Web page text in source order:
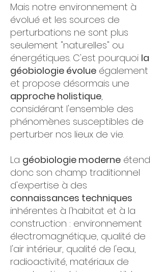
Mais notre environnement à
évolué et les sources de
perturbations ne sont plus
seulement "naturelles" ou
énergétiques. C'est pourquoi la
géobiologie évolue également
et propose désormais une
approche holistique,
considérant l'ensemble des
phénomènes susceptibles de
perturber nos lieux de vie.
La géobiologie moderne étend
donc son champ traditionnel
d'expertise à des
connaissances techniques
inhérentes à l'habitat et à la
construction : environnement
électromagnétique, qualité de
l'air intérieur, qualité de l'eau,
radioactivité, matériaux de